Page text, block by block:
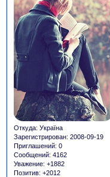
Откуда: Україна
Зарегистрирован: 2008-09-19
Приглашений: 0
Сообщений: 4162
Уважение: +1882
Позитив: +2012